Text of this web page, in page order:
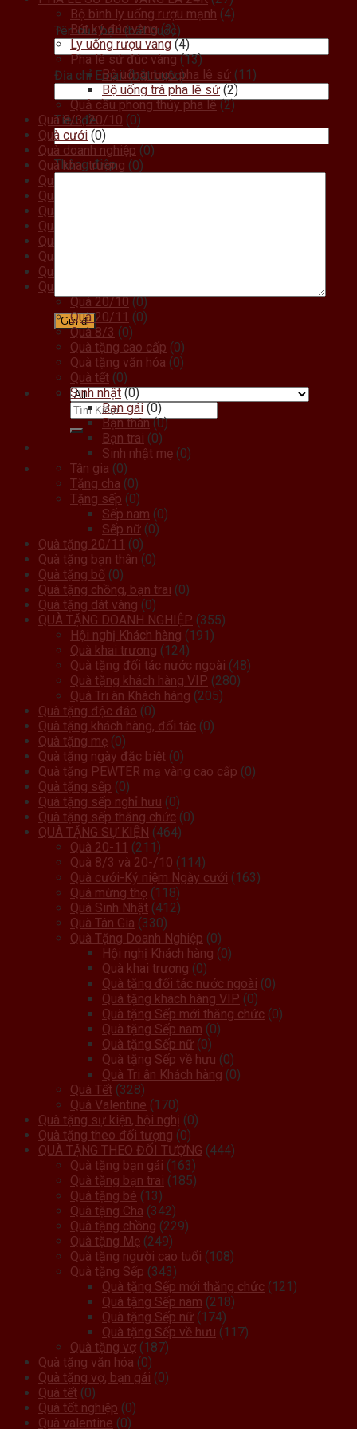
Tên của bạn (bắt buộc)
Địa chỉ Email (bắt buộc)
Tiêu đề:
Thông điệp
Bộ bình ly uống rượu mạnh (4)
Bút ký đúc vàng (2)
Ly uống rượu vang (4)
Pha lê sứ đúc vàng (13)
Bộ uống rượu pha lê sứ (11)
Bộ uống trà pha lê sứ (2)
Quả cầu phong thủy pha lê (2)
Quà 8/3, 20/10 (0)
Quà cưới (0)
Quà doanh nghiệp (0)
Quà khai trương (0)
Quà kỷ niệm ngày cưới
Quà lưu niệm
Quà mừng thọ
Quà noel
Quà sinh nhật
Quà sự kiện , hội nghị
Quà tân gia
Quà tặng
Quà 20/10 (0)
Quà 20/11 (0)
Quà 8/3 (0)
Quà tặng cao cấp (0)
Quà tặng văn hóa (0)
Quà tết (0)
Sinh nhật (0)
Bạn gái (0)
Bạn thân (0)
Bạn trai (0)
Sinh nhật mẹ (0)
Tân gia (0)
Tặng cha (0)
Tặng sếp (0)
Sếp nam (0)
Sếp nữ (0)
Quà tặng 20/11 (0)
Quà tặng bạn thân (0)
Quà tặng bố (0)
Quà tặng chồng, bạn trai (0)
Quà tặng dát vàng (0)
QUÀ TẶNG DOANH NGHIỆP (355)
Hội nghị Khách hàng (191)
Quà khai trương (124)
Quà tặng đối tác nước ngoài (48)
Quà tặng khách hàng VIP (280)
Quà Tri ân Khách hàng (205)
Quà tặng độc đáo (0)
Quà tặng khách hàng, đối tác (0)
Quà tặng mẹ (0)
Quà tặng ngày đặc biệt (0)
Quà tặng PEWTER mạ vàng cao cấp (0)
Quà tặng sếp (0)
Quà tặng sếp nghỉ hưu (0)
Quà tặng sếp thăng chức (0)
QUÀ TẶNG SỰ KIỆN (464)
Quà 20-11 (211)
Quà 8/3 và 20-/10 (114)
Quà cưới-Kỷ niệm Ngày cưới (163)
Quà mừng thọ (118)
Quà Sinh Nhật (412)
Quà Tân Gia (330)
Quà Tặng Doanh Nghiệp (0)
Hội nghị Khách hàng (0)
Quà khai trương (0)
Quà tặng đối tác nước ngoài (0)
Quà tặng khách hàng VIP (0)
Quà tặng Sếp mới thăng chức (0)
Quà tặng Sếp nam (0)
Quà tặng Sếp nữ (0)
Quà tặng Sếp về hưu (0)
Quà Tri ân Khách hàng (0)
Quà Tết (328)
Quà Valentine (170)
Quà tặng sự kiện, hội nghị (0)
Quà tặng theo đối tượng (0)
QUÀ TẶNG THEO ĐỐI TƯỢNG (444)
Quà tặng bạn gái (163)
Quà tặng bạn trai (185)
Quà tặng bé (13)
Quà tặng Cha (342)
Quà tặng chồng (229)
Quà tặng Mẹ (249)
Quà tặng người cao tuổi (108)
Quà tặng Sếp (343)
Quà tặng Sếp mới thăng chức (121)
Quà tặng Sếp nam (218)
Quà tặng Sếp nữ (174)
Quà tặng Sếp về hưu (117)
Quà tặng vợ (187)
Quà tặng văn hóa (0)
Quà tặng vợ, bạn gái (0)
Quà tết (0)
Quà tốt nghiệp (0)
Quà valentine (0)